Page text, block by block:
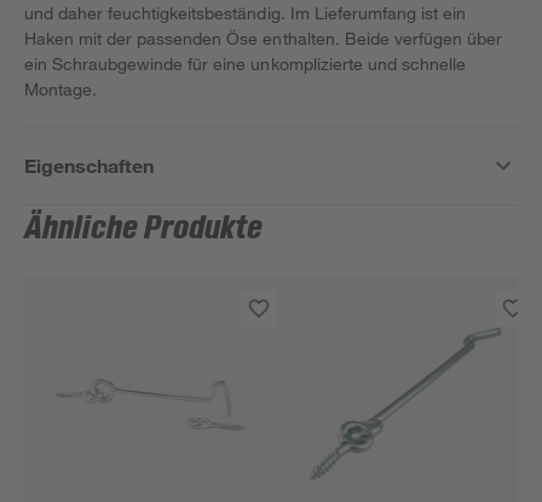
und daher feuchtigkeitsbeständig. Im Lieferumfang ist ein
Haken mit der passenden Öse enthalten. Beide verfügen über
ein Schraubgewinde für eine unkomplizierte und schnelle
Montage.
Eigenschaften
Ähnliche Produkte